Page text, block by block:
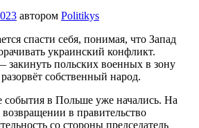
автором Politikys
спасти себя, понимая, что Запад
украинский конфликт.
польских военных в зону
собственный народ.
в Польше уже начались. На
в правительство
со стороны председатель